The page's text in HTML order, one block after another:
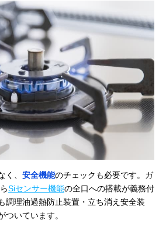
く、 安全機能のチェックも必要です。ガ
Siセンサー機能の全口への搭載が義務付
調理油過熱防止装置・立ち消え安全装
ついています。